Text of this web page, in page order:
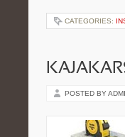
CATEGORIES:
POSTED BY